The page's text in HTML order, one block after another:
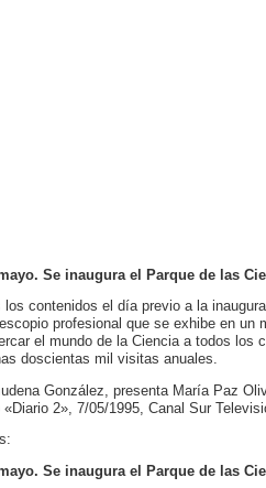
Se inaugura el Parque de las
los contenidos el día previo a la
profesional que se exhibe en
el mundo de la Ciencia a todos los
doscientas mil visitas anuales.
González, presenta María Paz
2», 7/05/1995, Canal Sur
Se inaugura el Parque de las